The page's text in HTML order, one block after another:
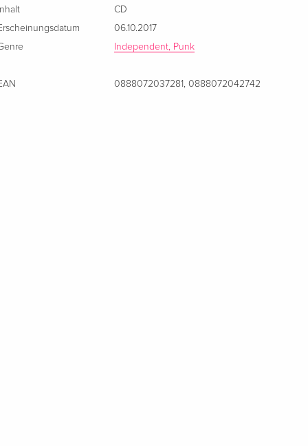
Inhalt
CD
06.10.2017
Independent, Punk
0888072037281,0888072042742